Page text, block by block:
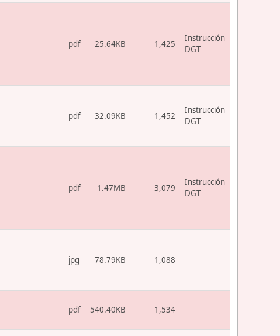
pdf 25.64KB 1,425
Instrucción
DGT
pdf 32.09KB 1,452
Instrucción
DGT
pdf 1.47MB 3,079
Instrucción
DGT
jpg 78.79KB 1,088
pdf 540.40KB 1,534